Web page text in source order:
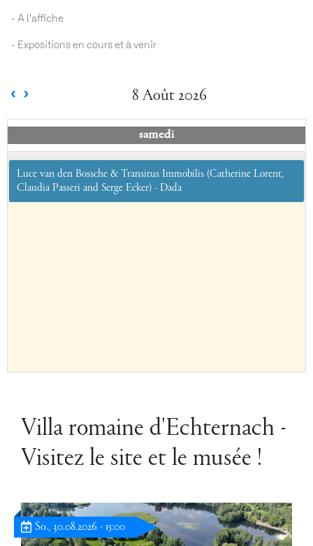
- A l'affiche
- Expositions en cours et à venir
8 Août 2026
samedi
Luce van den Bossche & Transitus Immobilis (Catherine Lorent,
Claudia Passeri and Serge Ecker) - Dada
Villa romaine d'Echternach -
Visitez le site et le musée !
So., 30.08.2026 - 15:00